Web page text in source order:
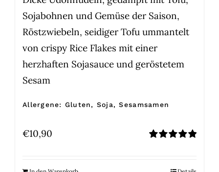
Sojabohnen und Gemüse der Saison,
Röstzwiebeln, seidiger Tofu ummantelt
von crispy Rice Flakes mit einer
herzhaften Sojasauce und geröstetem
Sesam
Allergene: Gluten, Soja, Sesamsamen
€10,90